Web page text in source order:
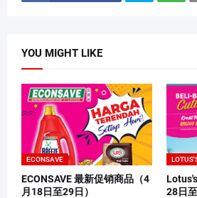
YOU MIGHT LIKE
ECONSAVE
ECONSAVE 最新促销商品（4
月18日至29日）
28日